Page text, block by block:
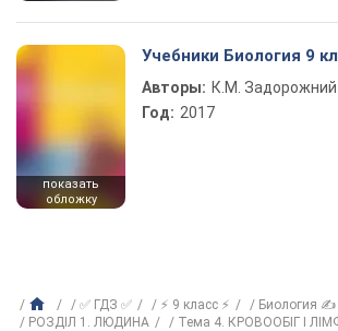
показать
обложку
Учебники Биология 9
Авторы: К.М. Задорожний
Год: 2017
✅ ГДЗ ✅ ⚡ 9 класс ⚡ Биология ✍
РОЗДІЛ 1. ЛЮДИНА
Тема 4. КРОВООБІГ І